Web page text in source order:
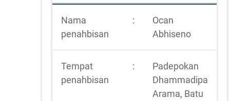
Nama
penahbisan
:
Ocan
Abhiseno
Tempat
penahbisan
:
Padepokan
Dhammadipa
Arama, Batu